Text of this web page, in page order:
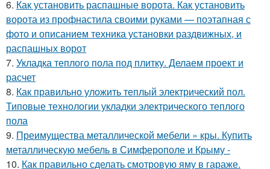
6. Как установить распашные ворота. Как установить
ворота из профнастила своими руками — поэтапная с
фото и описанием техника установки раздвижных, и
распашных ворот
7. Укладка теплого пола под плитку. Делаем проект и
расчет
8. Как правильно уложить теплый электрический пол.
Типовые технологии укладки электрического теплого
пола
9. Преимущества металлической мебели » кры. Купить
металлическую мебель в Симферополе и Крыму -
10. Как правильно сделать смотровую яму в гараже.